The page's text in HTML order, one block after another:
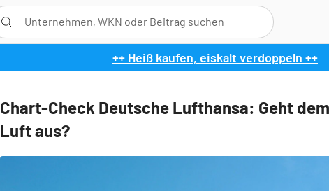
++ Heiß kaufen, eiskalt verdoppeln ++
Chart-Check Deutsche Lufthansa: Geht
Luft aus?